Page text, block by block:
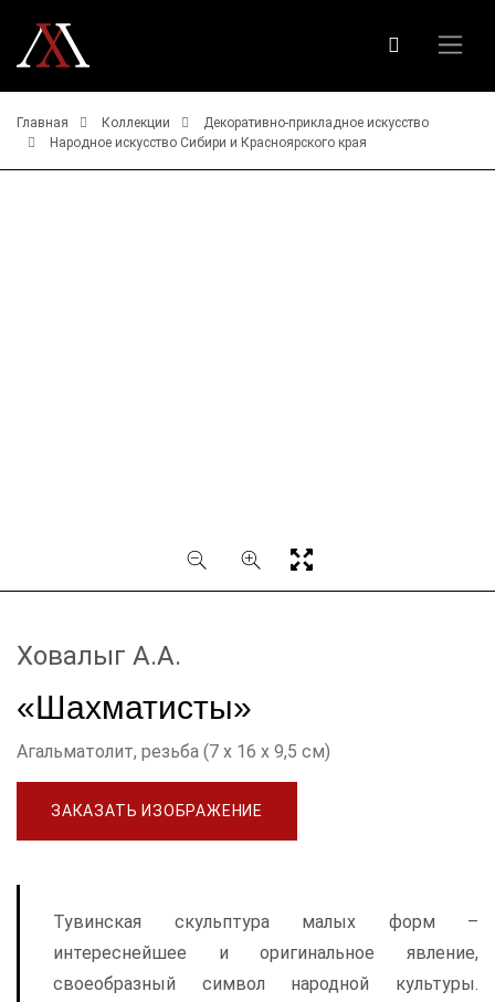
Главная Коллекции
Декоративно-прикладное искусство
Народное искусство Сибири и Красноярского края
Ховалыг А.А.
«Шахматисты»
Агальматолит, резьба (7 х 16 х 9,5 см)
ЗАКАЗАТЬ ИЗОБРАЖЕНИЕ
Тувинская скульптура малых форм –
интереснейшее и оригинальное явление,
своеобразный символ народной культуры.